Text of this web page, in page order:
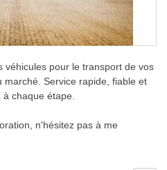
véhicules pour le transport de vos
Service rapide, fiable et
chaque étape.
n'hésitez pas à me